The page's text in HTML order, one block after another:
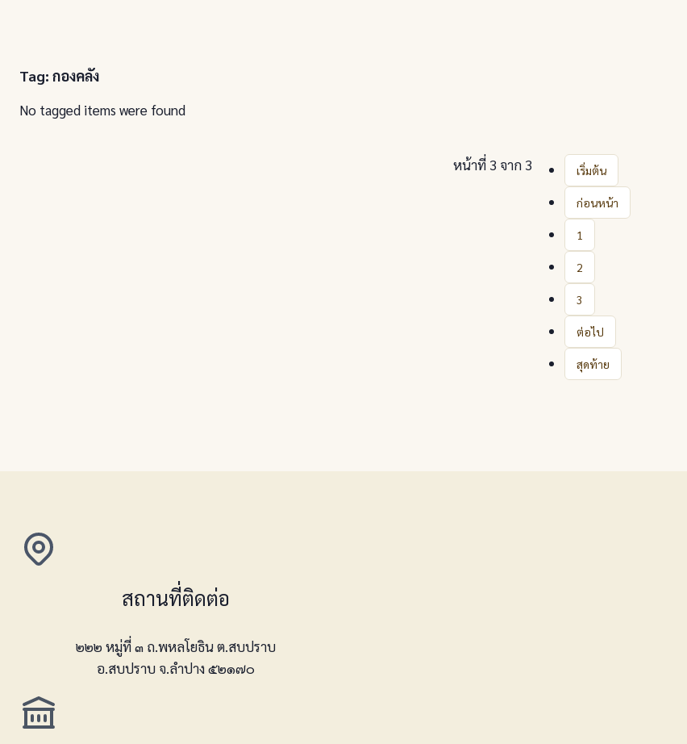
Tag: กองคลัง
No tagged items were found
หน้าที่ 3 จาก 3 เริ่มต้น
ก่อนหน้า
1
2
3
ต่อไป
สุดท้าย
สถานที่ติดต่อ
๒๒๒ หมู่ที่ ๓ ถ.พหลโยธิน ต.สบปราบ
อ.สบปราบ จ.ลำปาง ๕๒๑๗๐